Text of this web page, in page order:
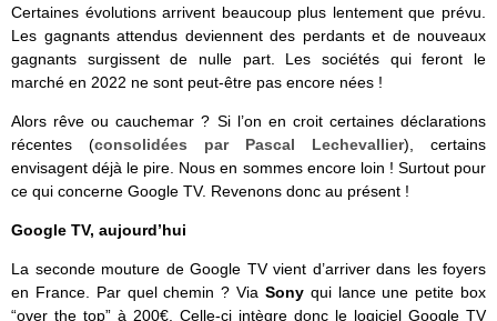
Certaines évolutions arrivent beaucoup plus lentement que prévu.
Les gagnants attendus deviennent des perdants et de nouveaux
gagnants surgissent de nulle part. Les sociétés qui feront le
marché en 2022 ne sont peut-être pas encore nées !
Alors rêve ou cauchemar ? Si l’on en croit certaines déclarations
récentes (consolidées par Pascal Lechevallier), certains
envisagent déjà le pire. Nous en sommes encore loin ! Surtout pour
ce qui concerne Google TV. Revenons donc au présent !
Google TV, aujourd’hui
La seconde mouture de Google TV vient d’arriver dans les foyers
en France. Par quel chemin ? Via Sony qui lance une petite box
“over the top” à 200€. Celle-ci intègre donc le logiciel Google TV